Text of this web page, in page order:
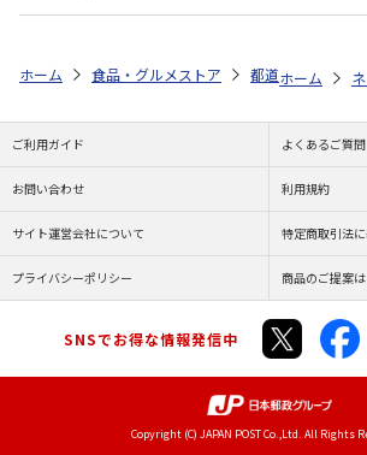
ホーム 食品・グルメストア 都道府県から探す
ホーム
ご利用ガイド よくあるご質問
お問い合わせ 利用規約
サイト運営会社について 特定商取引法
プライバシーポリシー 商品のご提案
SNSでお得な情報発信中
Copyright (C) JAPAN POST Co.,Ltd. All Rights